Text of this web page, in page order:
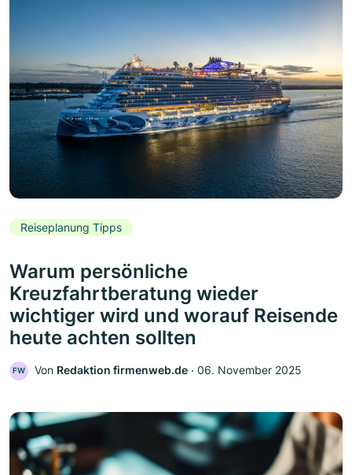
Reiseplanung Tipps
Warum persönliche
Kreuzfahrtberatung wieder
wichtiger wird und worauf Reisende
heute achten sollten
FW Von Redaktion firmenweb.de ‧ 06. November 2025